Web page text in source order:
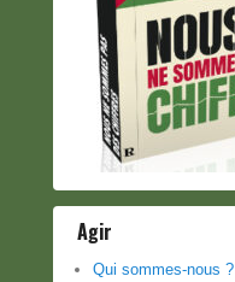
Agir
Qui sommes-nous ?